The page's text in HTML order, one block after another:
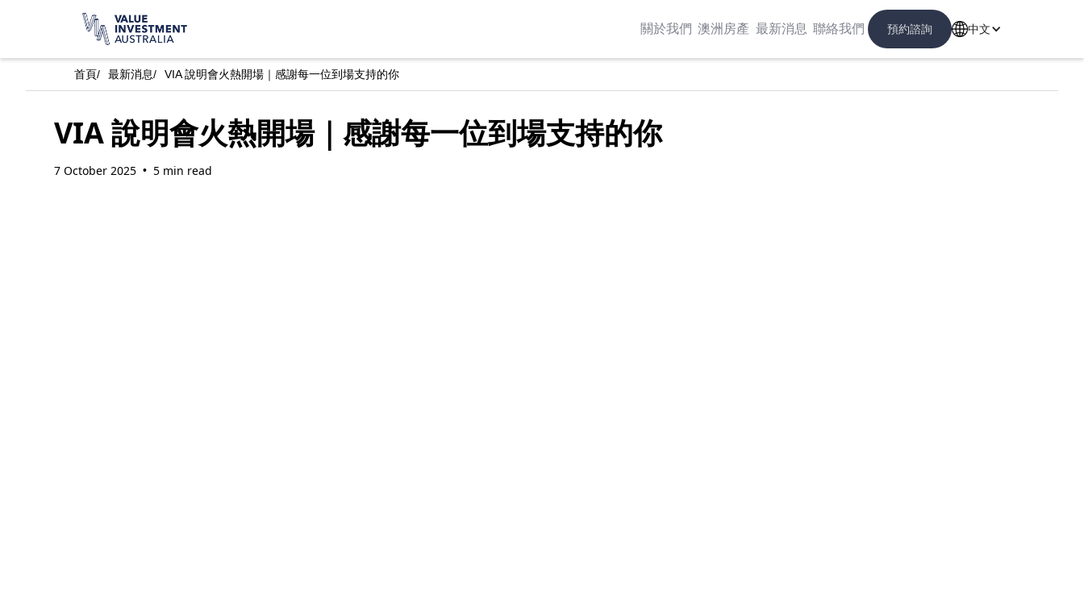
關於我們 澳洲房產 最新消息 聯絡我們 預約諮詢 中文
首頁/ 最新消息/ VIA 說明會火熱開場｜感謝每一位到場支持的你
VIA 說明會火熱開場｜感謝每一位到場支持的你
7 October 2025 • 5 min read